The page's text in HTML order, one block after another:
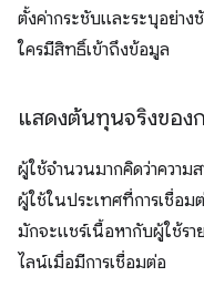
ตั้งค่ากระชับและระบุอย่าง
ใครมีสิทธิ์เข้าถึงข้อมูล
แสดงต้นทุนจริงของ
ผู้ใช้จำนวนมากคิดว่าความ
ผู้ใช้ในประเทศที่การเชื่อม
มักจะแชร์เนื้อหากับผู้ใช้ร
ไลน์เมื่อมีการเชื่อมต่อ